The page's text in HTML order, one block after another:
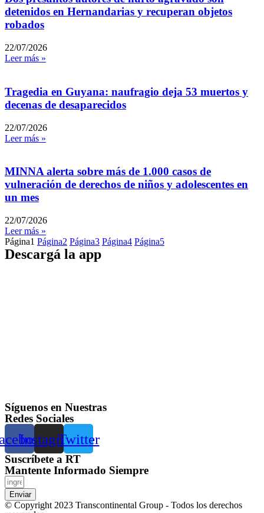
detenidos en Hernandarias y recuperan objetos
robados
22/07/2026
Leer más »
Tragedia en Guyana: naufragio deja 53 muertos y
decenas de desaparecidos
22/07/2026
Leer más »
MINNA alerta sobre más de 1.000 casos de
vulneración de derechos de niños y adolescentes en
un mes
22/07/2026
Leer más »
Página1 Página2 Página3 Página4 Página5
Descargá la app
Síguenos en Nuestras
Redes Sociales
InstagramTwitter
Suscríbete a RT
Mantente Informado Siempre
Enviar
© Copyright 2023 Transcontinental Group - Todos los derechos